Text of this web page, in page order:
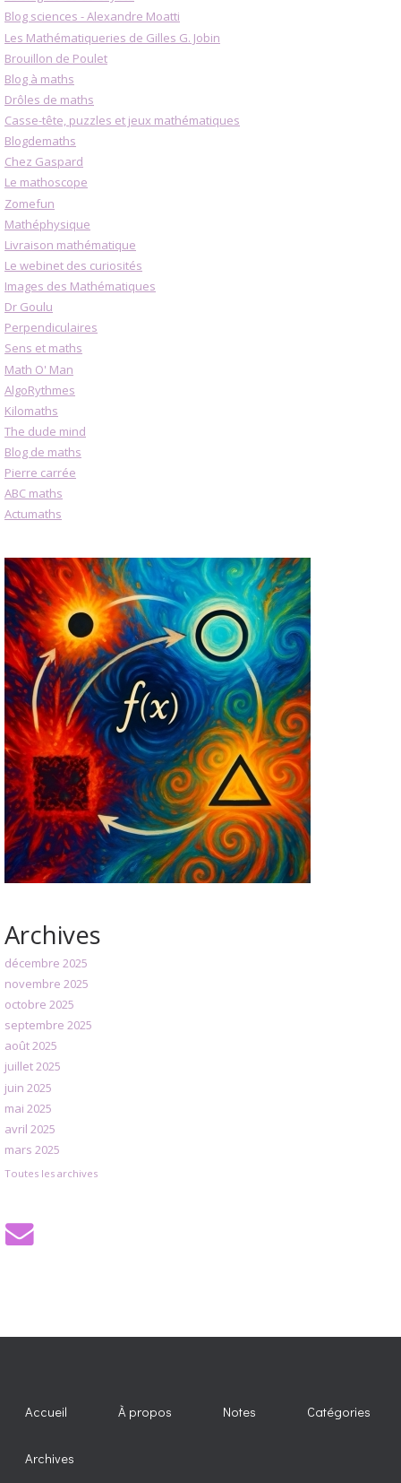
Blog sciences - Alexandre Moatti
Les Mathématiqueries de Gilles G. Jobin
Brouillon de Poulet
Blog à maths
Drôles de maths
Casse-tête, puzzles et jeux mathématiques
Blogdemaths
Chez Gaspard
Le mathoscope
Zomefun
Mathéphysique
Livraison mathématique
Le webinet des curiosités
Images des Mathématiques
Dr Goulu
Perpendiculaires
Sens et maths
Math O' Man
AlgoRythmes
Kilomaths
The dude mind
Blog de maths
Pierre carrée
ABC maths
Actumaths
Archives
décembre 2025
novembre 2025
octobre 2025
septembre 2025
août 2025
juillet 2025
juin 2025
mai 2025
avril 2025
mars 2025
Toutes les archives
Accueil À propos Notes Catégories
Archives